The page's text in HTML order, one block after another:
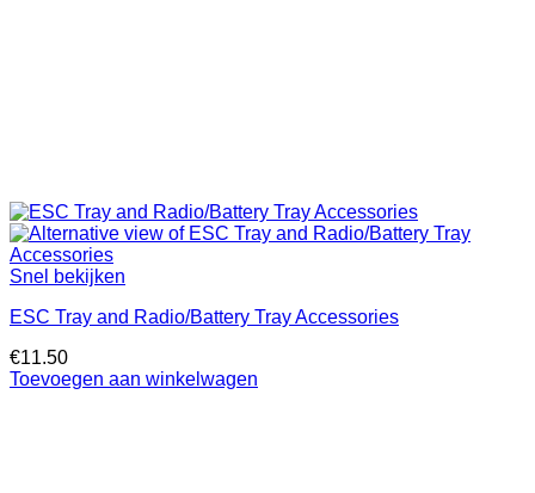
Snel bekijken
ESC Tray and Radio/Battery Tray Accessories
€11.50
Toevoegen aan winkelwagen